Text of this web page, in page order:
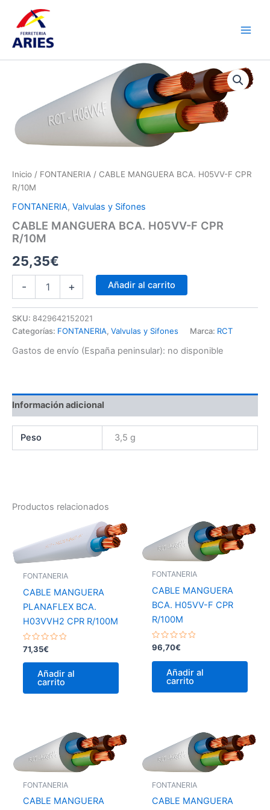
contenido
Inicio / FONTANERIA / CABLE MANGUERA BCA. H05VV-F CPR
R/10M
FONTANERIA, Valvulas y Sifones
CABLE MANGUERA BCA. H05VV-F CPR
R/10M
25,35€
-
CPR
R/10M
+ Añadir al carrito
SKU: 8429642152021
Categorías: FONTANERIA, Valvulas y Sifones Marca: RCT
Gastos de envío (España peninsular): no disponible
Información adicional
Peso 3,5 g
Productos relacionados
FONTANERIA
CABLE MANGUERA
PLANAFLEX BCA.
H03VVH2 CPR R/100M
Valorado
con
0
71,35€
Añadir al
carrito
FONTANERIA
CABLE MANGUERA
BCA. H05VV-F CPR
R/100M
Valorado
con
0
96,70€
Añadir al
carrito
FONTANERIA
CABLE MANGUERA
FONTANERIA
CABLE MANGUERA